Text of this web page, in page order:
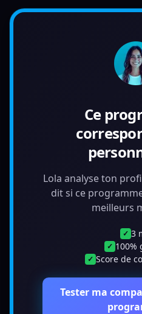
Ce
Lola analyse ton
dit si ce
meilleurs
✓ 3
✓ 100%
✓ Score de
Tester ma